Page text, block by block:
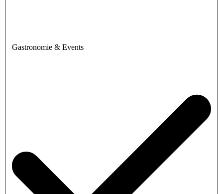
Gastronomie & Events